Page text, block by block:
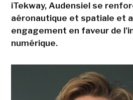
iTekway, Audensiel se
aéronautique et spatiale et
engagement en faveur de
numérique.